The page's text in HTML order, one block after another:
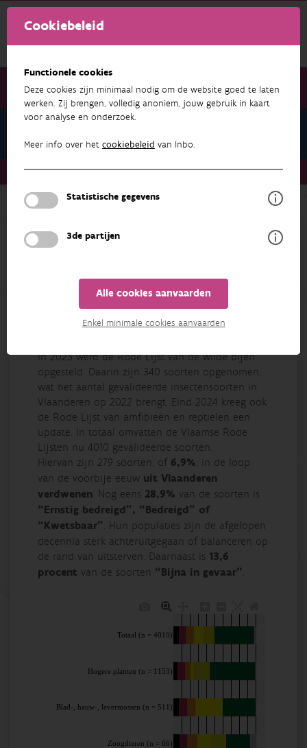
Cookiebeleid
Functionele cookies
Deze cookies zijn minimaal nodig om de website goed te laten
werken. Zij brengen, volledig anoniem, jouw gebruik in kaart
voor analyse en onderzoek.
Meer info over het cookiebeleid van Inbo.
Statistische gegevens
3de partijen
Alle cookies aanvaarden
Enkel minimale cookies aanvaarden
Natuurindicatoren Rode-Lijststatus per groep
Terug naar overzicht
OVERZICHT
Rode-Lijststatus per groep
Publicatiedatum: 27/05/2025
In 2025 werd de Rode Lijst van de wilde bijen
opgesteld. Daarin zijn 340 soorten opgenomen,
wat het aantal gevalideerde insectensoorten in
Vlaanderen op 2022 brengt. Eind 2024 kreeg ook
de Rode Lijst van amfibieën en reptielen een
update. In totaal omvatten de Vlaamse Rode
Lijsten nu 4010 gevalideerde soorten.
Hiervan zijn 279 soorten, of 6,9%, in de loop
van de voorbije eeuw uit Vlaanderen
verdwenen. Nog eens 28,9% van de soorten is
“Ernstig bedreigd”, “Bedreigd” of
“Kwetsbaar”. Hun populaties zijn de afgelopen
decennia sterk achteruitgegaan of balanceren op
de rand van uitsterven. Daarnaast is 13,6
procent van de soorten “Bijna in gevaar”.
Zoogdieren (n = 66)
Blad-, hauw-, levermossen (n = 511)
Hogere planten (n = 1153)
Totaal (n = 4010)